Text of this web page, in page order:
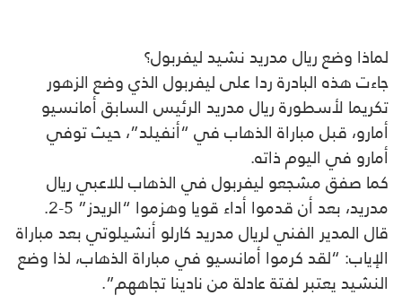
لماذا وضع ريال مدريد نشيد ليفربول؟
جاءت هذه البادرة ردا على ليفربول الذي وضع الزهور
تكريما لأسطورة ريال مدريد الرئيس السابق أمانسيو
أمارو، قبل مباراة الذهاب في “أنفيلد”، حيث توفي
أمارو في اليوم ذاته.
كما صفق مشجعو ليفربول في الذهاب للاعبي ريال
مدريد، بعد أن قدموا أداء قويا وهزموا “الريدز” 5-2.
قال المدير الفني لريال مدريد كارلو أنشيلوتي بعد مباراة
الإياب: “لقد كرموا أمانسيو في مباراة الذهاب، لذا وضع
النشيد يعتبر لفتة عادلة من نادينا تجاههم”.